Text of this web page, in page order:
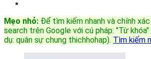
Mẹo nhỏ: Để tìm kiếm nhanh và chính xác
search trên Google với cú pháp: "Từ
dụ: quân sự chung thichhohap). Tìm kiếm